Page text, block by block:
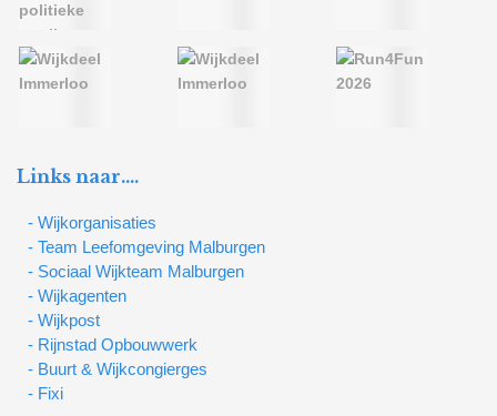
Links naar….
- Wijkorganisaties
- Team Leefomgeving Malburgen
- Sociaal Wijkteam Malburgen
- Wijkagenten
- Wijkpost
- Rijnstad Opbouwwerk
- Buurt & Wijkcongierges
- Fixi